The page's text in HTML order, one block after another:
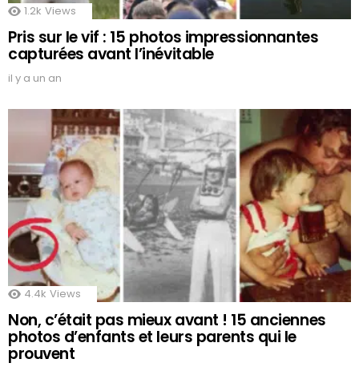
1.2k Views
Pris sur le vif : 15 photos impressionnantes
capturées avant l’inévitable
il y a un an
4.4k Views
Non, c’était pas mieux avant ! 15 anciennes
photos d’enfants et leurs parents qui le
prouvent